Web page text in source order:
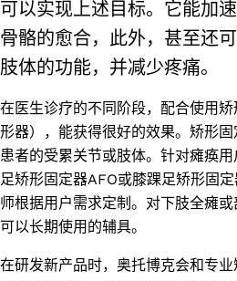
可以实现上述目标。它能加
骨骼的愈合，此外，甚至还
肢体的功能，并减少疼痛。
在医生诊疗的不同阶段，配合使用
形器），能获得很好的效果。矫形
患者的受累关节或肢体。针对瘫痪
足矫形固定器AFO或膝踝足矫形固
师根据用户需求定制。对下肢全瘫
可以长期使用的辅具。
在研发新产品时，奥托博克会和专